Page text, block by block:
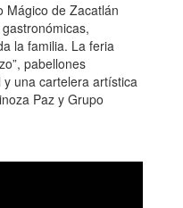
Mágico de Zacatlán
la familia. La feria
pabellones
una cartelera artística
Paz y Grupo